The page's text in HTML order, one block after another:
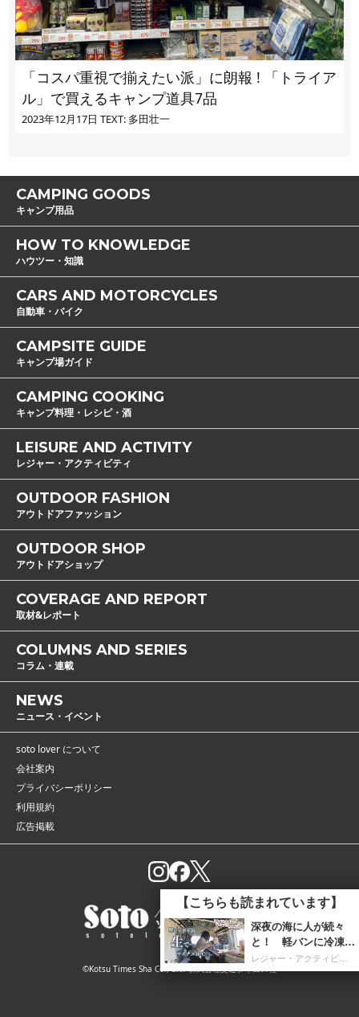
【こちらも読まれています】
深夜の海に人が続々
と！ 軽バンに冷凍庫
を携え「朝4時までホ
タルイカ掬い」の奮闘
「コスパ重視で揃えたい派」に朗報 ! 「トライア
ル」で買えるキャンプ道具7品
2023年12月17日 TEXT: 多田壮一
CAMPING GOODS
キャンプ用品
HOW TO KNOWLEDGE
ハウツー・知識
CARS AND MOTORCYCLES
自動車・バイク
CAMPSITE GUIDE
キャンプ場ガイド
CAMPING COOKING
キャンプ料理・レシピ・酒
LEISURE AND ACTIVITY
レジャー・アクティビティ
OUTDOOR FASHION
アウトドアファッション
OUTDOOR SHOP
アウトドアショップ
COVERAGE AND REPORT
取材&レポート
COLUMNS AND SERIES
コラム・連載
NEWS
ニュース・イベント
soto lover について
会社案内
プライバシーポリシー
利用規約
広告掲載
©Kotsu Times Sha Co., Ltd. 株式会社交通タイムス社